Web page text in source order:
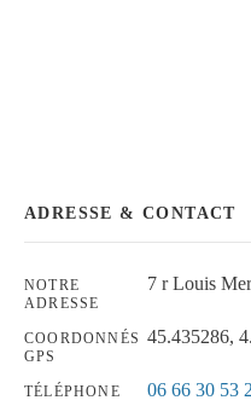
ADRESSE & CONTACT
NOTRE
ADRESSE
7 r Louis
COORDONNÉS
GPS
45.435286,
TÉLÉPHONE 06 66 30 53